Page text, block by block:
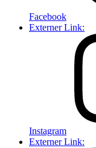
Facebook
Externer Link:
Instagram
Externer Link: